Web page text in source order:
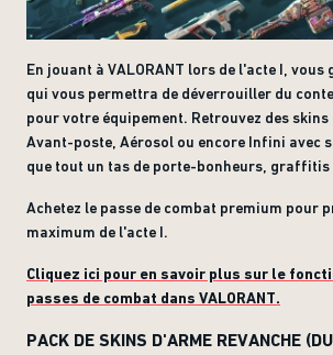
En jouant à VALORANT lors de l'acte I, vous
qui vous permettra de déverrouiller du
pour votre équipement. Retrouvez des
Avant-poste, Aérosol ou encore Infini avec
que tout un tas de porte-bonheurs, graffitis
Achetez le passe de combat premium pour
maximum de l'acte I.
Cliquez ici pour en savoir plus sur le
passes de combat dans VALORANT.
PACK DE SKINS D'ARME REVANCHE